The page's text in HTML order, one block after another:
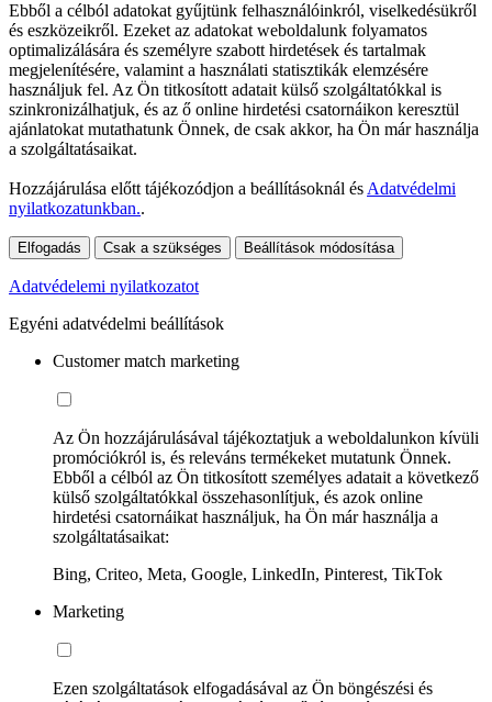
Ebből a célból adatokat gyűjtünk felhasználóinkról, viselkedésükről
és eszközeikről. Ezeket az adatokat weboldalunk folyamatos
optimalizálására és személyre szabott hirdetések és tartalmak
megjelenítésére, valamint a használati statisztikák elemzésére
használjuk fel. Az Ön titkosított adatait külső szolgáltatókkal is
szinkronizálhatjuk, és az ő online hirdetési csatornáikon keresztül
ajánlatokat mutathatunk Önnek, de csak akkor, ha Ön már használja
a szolgáltatásaikat.
Hozzájárulása előtt tájékozódjon a beállításoknál és Adatvédelmi
nyilatkozatunkban..
Elfogadás Csak a szükséges Beállítások módosítása
Adatvédelemi nyilatkozatot
Egyéni adatvédelmi beállítások
Customer match marketing
Az Ön hozzájárulásával tájékoztatjuk a weboldalunkon kívüli
promóciókról is, és releváns termékeket mutatunk Önnek.
Ebből a célból az Ön titkosított személyes adatait a következő
külső szolgáltatókkal összehasonlítjuk, és azok online
hirdetési csatornáikat használjuk, ha Ön már használja a
szolgáltatásaikat:
Bing, Criteo, Meta, Google, LinkedIn, Pinterest, TikTok
Marketing
Ezen szolgáltatások elfogadásával az Ön böngészési és